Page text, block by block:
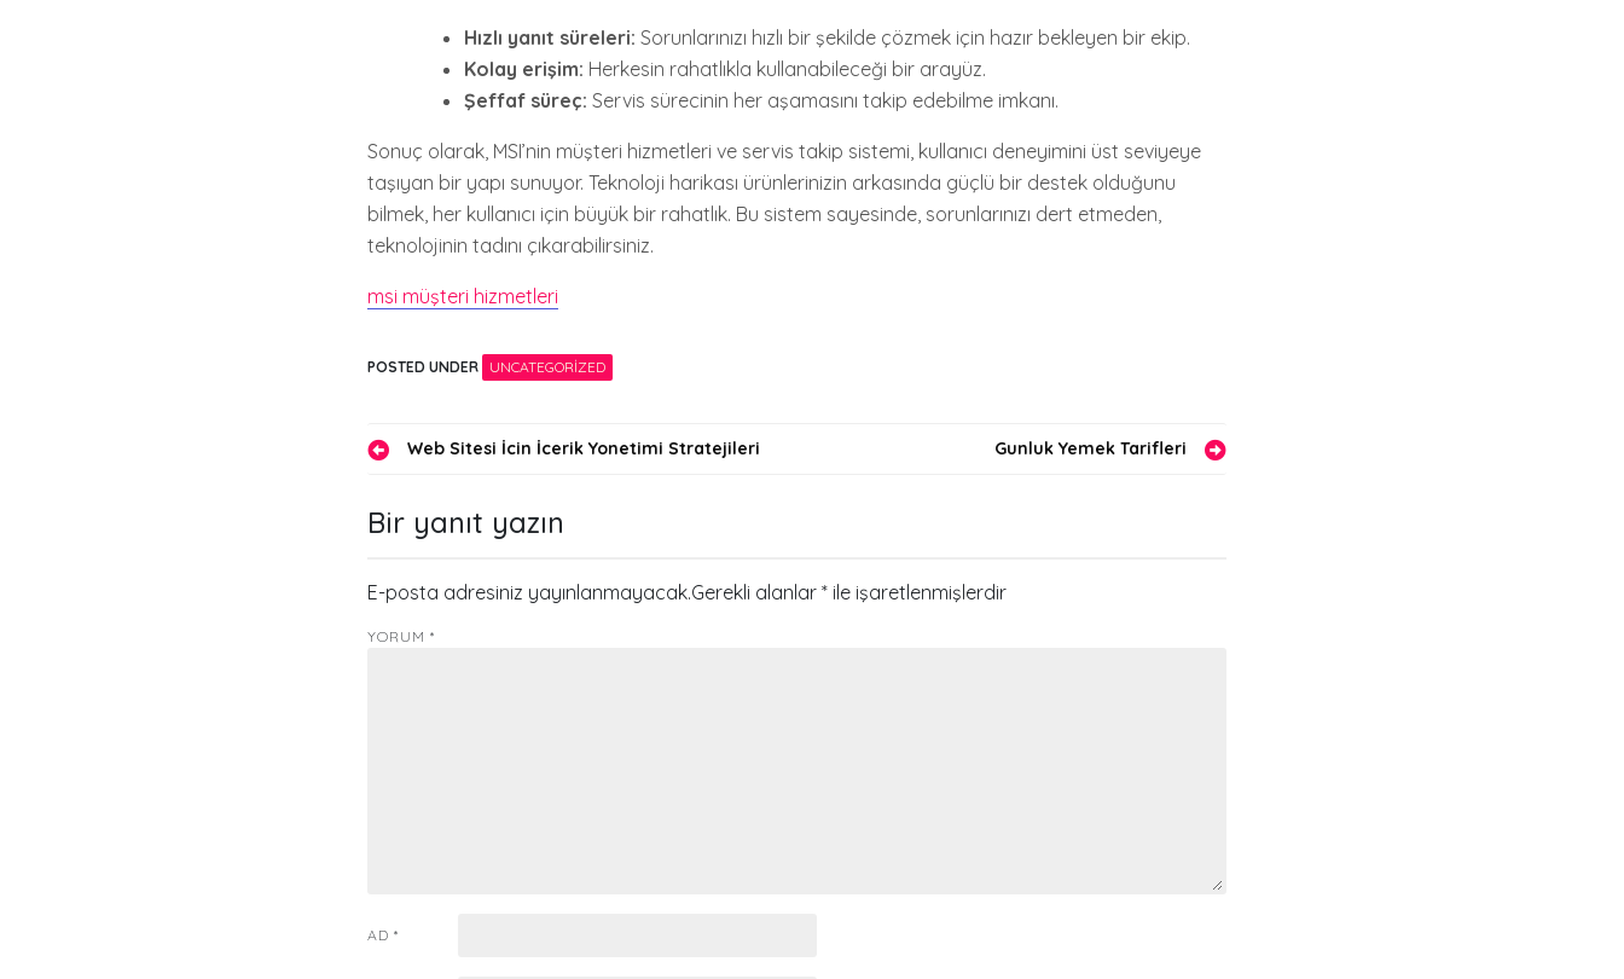
Hızlı yanıt süreleri: Sorunlarınızı hızlı bir şekilde çözmek için hazır bekleyen bir ekip.
Kolay erişim: Herkesin rahatlıkla kullanabileceği bir arayüz.
Şeffaf süreç: Servis sürecinin her aşamasını takip edebilme imkanı.
Sonuç olarak, MSI’nin müşteri hizmetleri ve servis takip sistemi, kullanıcı deneyimini üst seviyeye
taşıyan bir yapı sunuyor. Teknoloji harikası ürünlerinizin arkasında güçlü bir destek olduğunu
bilmek, her kullanıcı için büyük bir rahatlık. Bu sistem sayesinde, sorunlarınızı dert etmeden,
teknolojinin tadını çıkarabilirsiniz.
msi müşteri hizmetleri
POSTED UNDER UNCATEGORIZED
Yazı
gezinmesi
Web Sitesi İcin İcerik Yonetimi Stratejileri Gunluk Yemek Tarifleri
Bir yanıt yazın
E-posta adresiniz yayınlanmayacak.Gerekli alanlar * ile işaretlenmişlerdir
YORUM *
AD *